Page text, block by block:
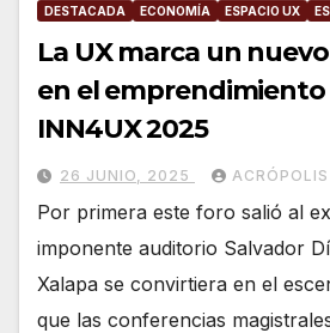
DESTACADA ECONOMÍA ESPACIO UX
La UX marca un
en el emprendimiento
INN4UX 2025
26 JUNIO, 2025
Por primera este foro salió al
imponente auditorio Salvador
Xalapa se convirtiera en el
que las conferencias